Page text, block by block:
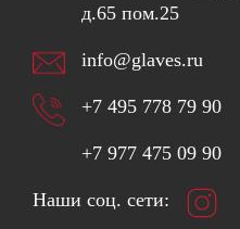
д.65 пом.25
info@glaves.ru
+7 495 778 79 90
+7 977 475 09 90
Наши соц. сети: